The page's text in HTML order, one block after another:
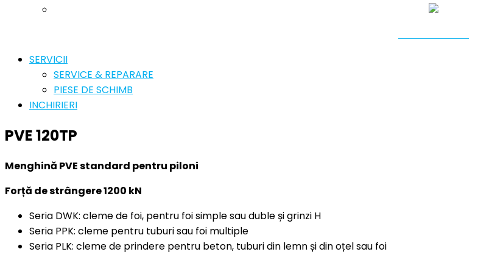
SERVICII
SERVICE & REPARARE
PIESE DE SCHIMB
INCHIRIERI
PVE 120TP
Menghină PVE standard pentru piloni
Forță de strângere 1200 kN
Seria DWK: cleme de foi, pentru foi simple sau duble și grinzi H
Seria PPK: cleme pentru tuburi sau foi multiple
Seria PLK: cleme de prindere pentru beton, tuburi din lemn și din oțel sau foi